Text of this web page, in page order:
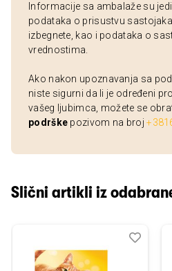
Informacije sa ambalaže su
podataka o prisustvu
izbegnete, kao i podataka o
vrednostima.
Ako nakon upoznavanja sa
niste sigurni da li je određeni
vašeg ljubimca, možete se
podrške pozivom na broj
Slični artikli iz
Dodaj
Uporedi